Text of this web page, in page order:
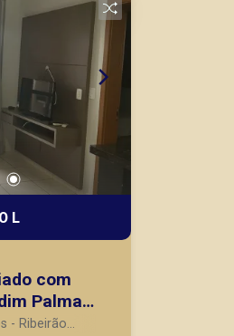
L
com
Palma
em
- Ribeirão